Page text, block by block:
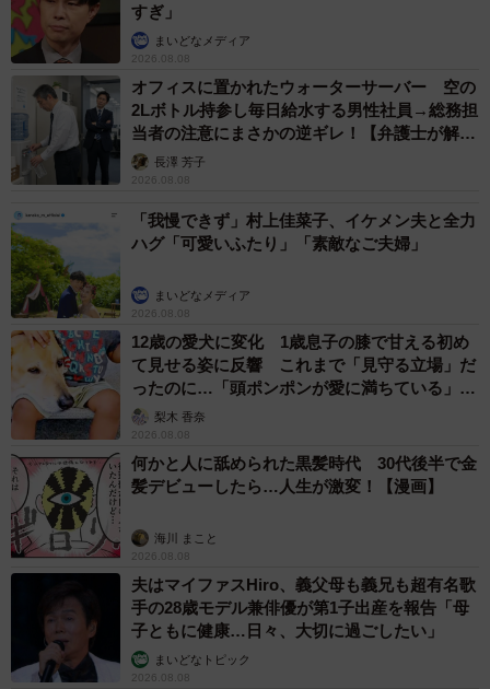
すぎ」
まいどなメディア
2026.08.08
オフィスに置かれたウォーターサーバー 空の
2Lボトル持参し毎日給水する男性社員→総務担
当者の注意にまさかの逆ギレ！【弁護士が解
説】長澤 芳子
2026.08.08
「我慢できず」村上佳菜子、イケメン夫と全力
ハグ「可愛いふたり」「素敵なご夫婦」
まいどなメディア
2026.08.08
12歳の愛犬に変化 1歳息子の膝で甘える初め
て見せる姿に反響 これまで「見守る立場」だ
ったのに…「頭ポンポンが愛に満ちている」
「尊…」
梨木 香奈
2026.08.08
何かと人に舐められた黒髪時代 30代後半で金
髪デビューしたら…人生が激変！【漫画】
海川 まこと
2026.08.08
夫はマイファスHiro、義父母も義兄も超有名歌
手の28歳モデル兼俳優が第1子出産を報告「母
子ともに健康…日々、大切に過ごしたい」
まいどなトピック
2026.08.08